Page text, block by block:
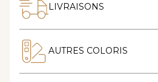
LIVRAISONS
AUTRES COLORIS